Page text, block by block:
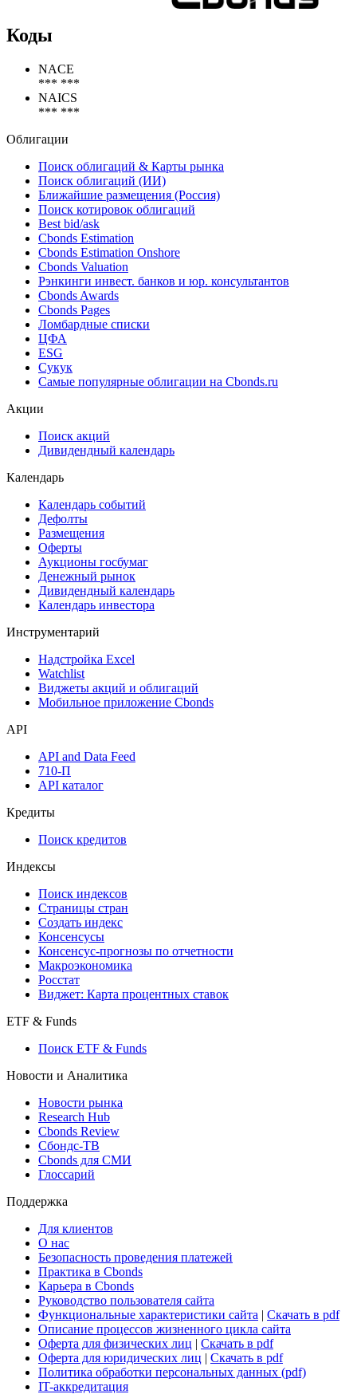
Коды
NACE
*** ***
NAICS
*** ***
Облигации
Поиск облигаций & Карты рынка
Поиск облигаций (ИИ)
Ближайшие размещения (Россия)
Поиск котировок облигаций
Best bid/ask
Cbonds Estimation
Cbonds Estimation Onshore
Cbonds Valuation
Рэнкинги инвест. банков и юр. консультантов
Cbonds Awards
Cbonds Pages
Ломбардные списки
ЦФА
ESG
Сукук
Самые популярные облигации на Cbonds.ru
Акции
Поиск акций
Дивидендный календарь
Календарь
Календарь событий
Дефолты
Размещения
Оферты
Аукционы госбумаг
Денежный рынок
Дивидендный календарь
Календарь инвестора
Инструментарий
Надстройка Excel
Watchlist
Виджеты акций и облигаций
Мобильное приложение Cbonds
API
API and Data Feed
710-П
API каталог
Кредиты
Поиск кредитов
Индексы
Поиск индексов
Страницы стран
Создать индекс
Консенсусы
Консенсус-прогнозы по отчетности
Макроэкономика
Росстат
Виджет: Карта процентных ставок
ETF & Funds
Поиск ETF & Funds
Новости и Аналитика
Новости рынка
Research Hub
Cbonds Review
Сбондс-ТВ
Cbonds для СМИ
Глоссарий
Поддержка
Для клиентов
О нас
Безопасность проведения платежей
Практика в Cbonds
Карьера в Cbonds
Руководство пользователя сайта
Функциональные характеристики сайта | Скачать в pdf
Описание процессов жизненного цикла сайта
Оферта для физических лиц | Скачать в pdf
Оферта для юридических лиц | Скачать в pdf
Политика обработки персональных данных (pdf)
IT-аккредитация